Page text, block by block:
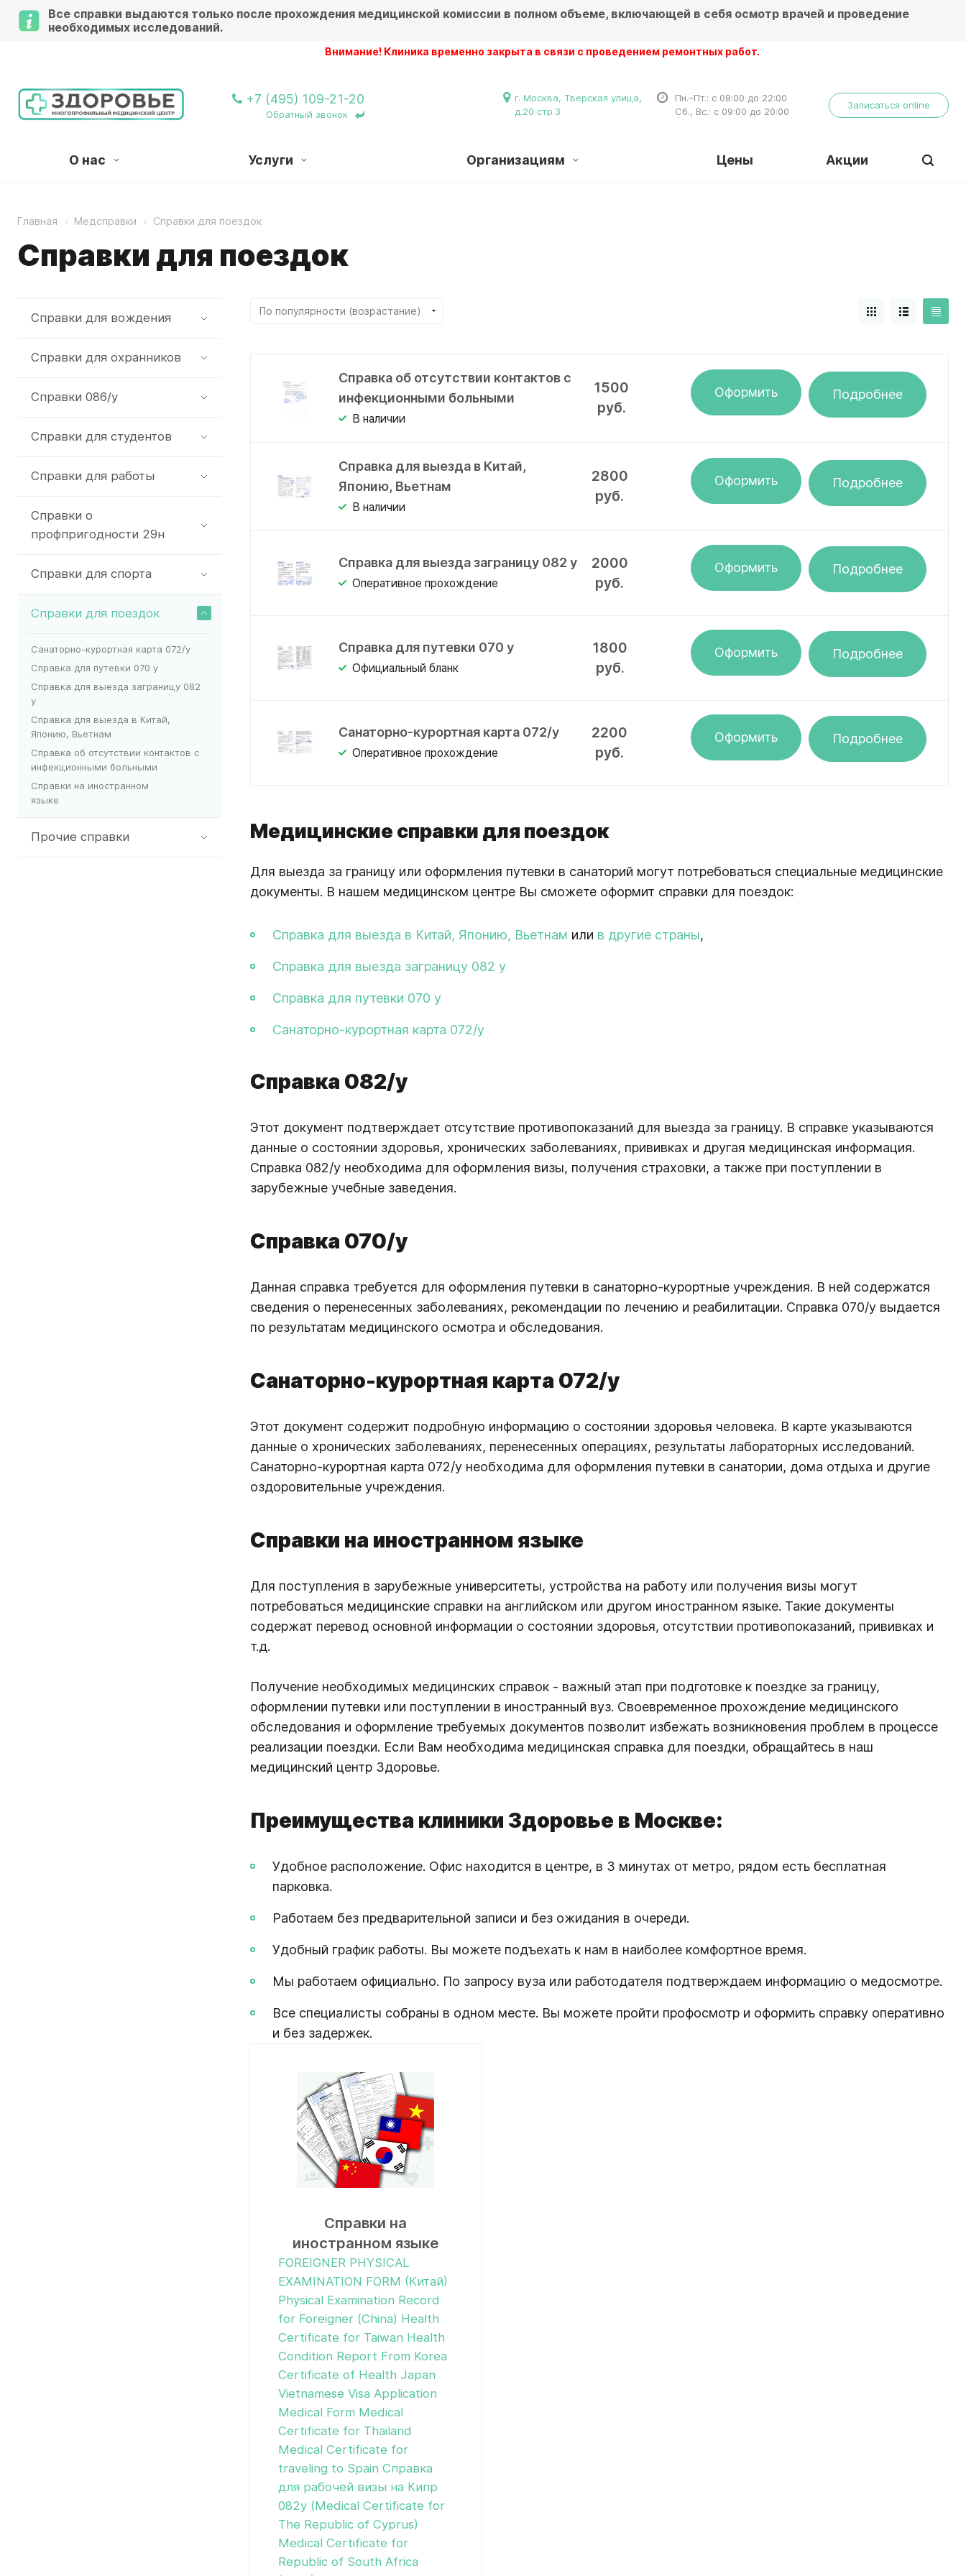
Все справки выдаются только после прохождения медицинской комиссии в полном объеме, включающей в себя осмотр врачей и проведение
необходимых исследований.
Внимание! Клиника временно закрыта в связи с проведением ремонтных работ.
+7 (495) 109-21-20
Обратный звонок
Пн.–Пт.: с 08:00 до 22:00
Сб., Вс.: с 09:00 до 20:00
Записаться online
г. Москва, Тверская улица,
д.20 стр.3
О нас Услуги Организациям Цены Акции
Главная Медсправки Справки для поездок
Справки для поездок
Справка об отсутствии контактов с
инфекционными больными
В наличии
1500
руб.
Оформить Подробнее
Справка для выезда в Китай,
Японию, Вьетнам
В наличии
2800
руб.
Оформить Подробнее
Справка для выезда заграницу 082 у
Оперативное прохождение
2000
руб.
Оформить Подробнее
Справка для путевки 070 у
Официальный бланк
1800
руб.
Оформить Подробнее
Санаторно-курортная карта 072/у
Оперативное прохождение
2200
руб.
Оформить Подробнее
Медицинские справки для поездок
Для выезда за границу или оформления путевки в санаторий могут потребоваться специальные медицинские
документы. В нашем медицинском центре Вы сможете оформит справки для поездок:
Справка для выезда в Китай, Японию, Вьетнам или в другие страны,
Справка для выезда заграницу 082 у
Справка для путевки 070 у
Санаторно-курортная карта 072/у
Справка 082/у
Этот документ подтверждает отсутствие противопоказаний для выезда за границу. В справке указываются
данные о состоянии здоровья, хронических заболеваниях, прививках и другая медицинская информация.
Справка 082/у необходима для оформления визы, получения страховки, а также при поступлении в
зарубежные учебные заведения.
Справка 070/у
Данная справка требуется для оформления путевки в санаторно-курортные учреждения. В ней содержатся
сведения о перенесенных заболеваниях, рекомендации по лечению и реабилитации. Справка 070/у выдается
по результатам медицинского осмотра и обследования.
Санаторно-курортная карта 072/у
Этот документ содержит подробную информацию о состоянии здоровья человека. В карте указываются
данные о хронических заболеваниях, перенесенных операциях, результаты лабораторных исследований.
Санаторно-курортная карта 072/у необходима для оформления путевки в санатории, дома отдыха и другие
оздоровительные учреждения.
Справки на иностранном языке
Для поступления в зарубежные университеты, устройства на работу или получения визы могут
потребоваться медицинские справки на английском или другом иностранном языке. Такие документы
содержат перевод основной информации о состоянии здоровья, отсутствии противопоказаний, прививках и
т.д.
Получение необходимых медицинских справок - важный этап при подготовке к поездке за границу,
оформлении путевки или поступлении в иностранный вуз. Своевременное прохождение медицинского
обследования и оформление требуемых документов позволит избежать возникновения проблем в процессе
реализации поездки. Если Вам необходима медицинская справка для поездки, обращайтесь в наш
медицинский центр Здоровье.
Преимущества клиники Здоровье в Москве:
Удобное расположение. Офис находится в центре, в 3 минутах от метро, рядом есть бесплатная
парковка.
Работаем без предварительной записи и без ожидания в очереди.
Удобный график работы. Вы можете подъехать к нам в наиболее комфортное время.
Мы работаем официально. По запросу вуза или работодателя подтверждаем информацию о медосмотре.
Все специалисты собраны в одном месте. Вы можете пройти профосмотр и оформить справку оперативно
и без задержек.
Справки на
иностранном языке
FOREIGNER PHYSICAL
EXAMINATION FORM (Китай)
Physical Examination Record
for Foreigner (China) Health
Certificate for Taiwan Health
Condition Report From Korea
Certificate of Health Japan
Vietnamese Visa Application
Medical Form Medical
Сertificate for Thailand
Medical Certificate for
traveling to Spain Справка
для рабочей визы на Кипр
082у (Medical Certificate for
The Republic of Cyprus)
Medical Сertificate for
Republic of South Africa
Справки для вождения
Справки для охранников
Справки 086/у
Справки для студентов
Справки для работы
Справки о
профпригодности 29н
Справки для спорта
Справки для поездок
Санаторно-курортная карта 072/у
Справка для путевки 070 у
Справка для выезда заграницу 082
у
Справка для выезда в Китай,
Японию, Вьетнам
Справка об отсутствии контактов с
инфекционными больными
Справки на иностранном
языке
Прочие справки